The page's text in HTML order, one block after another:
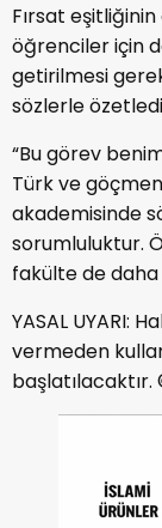
Fırsat
öğrenciler için
getirilmesi
sözlerle
“Bu görev
Türk ve
akademisinde
sorumluluktur.
fakülte de daha
YASAL UYARI:
vermeden